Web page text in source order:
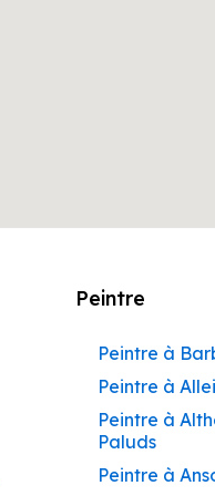
Peintre
Peintre à
Peintre à
Peintre à
Paluds
Peintre à